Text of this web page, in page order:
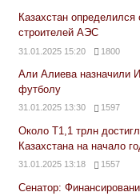
Казахстан
строителей АЭС
31.01.2025 15:20 1800
Али Алиева назначили
футболу
31.01.2025 13:30 1597
Около Т1,1 трлн
Казахстана на начало
31.01.2025 13:18 1557
Сенатор: